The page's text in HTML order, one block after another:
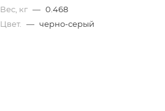
Вес, кг — 0.468
Цвет.
— черно-серый